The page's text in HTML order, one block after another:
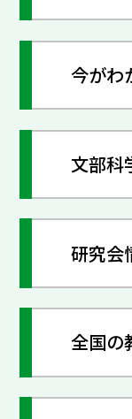
今がわ
文部科
研究会
全国の